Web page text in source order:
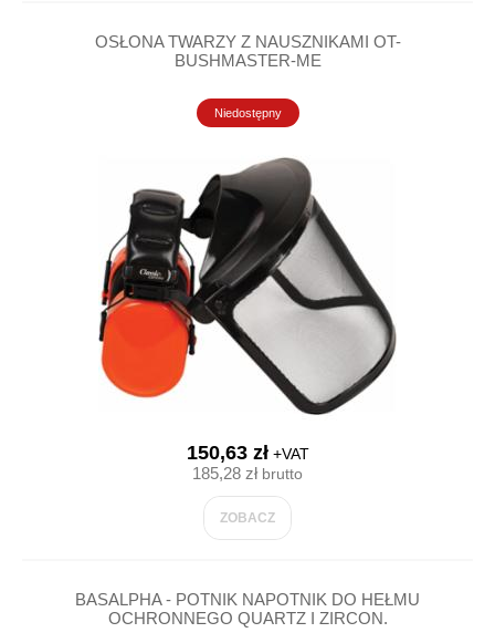
OSŁONA TWARZY Z NAUSZNIKAMI OT-
BUSHMASTER-ME
Niedostępny
150,63 zł+VAT
185,28 złbrutto
ZOBACZ
BASALPHA - POTNIK NAPOTNIK DO HEŁMU
OCHRONNEGO QUARTZ I ZIRCON.